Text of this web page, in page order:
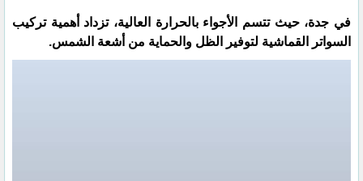
في جدة، حيث تتسم الأجواء بالحرارة العالية، تزداد أهمية تركيب
السواتر القماشية لتوفير الظل والحماية من أشعة الشمس.